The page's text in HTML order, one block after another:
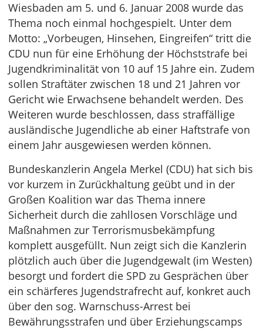
Wiesbaden am 5. und 6. Januar 2008 wurde das
Thema noch einmal hochgespielt. Unter dem
Motto: „Vorbeugen, Hinsehen, Eingreifen“ tritt die
CDU nun für eine Erhöhung der Höchststrafe bei
Jugendkriminalität von 10 auf 15 Jahre ein. Zudem
sollen Straftäter zwischen 18 und 21 Jahren vor
Gericht wie Erwachsene behandelt werden. Des
Weiteren wurde beschlossen, dass straffällige
ausländische Jugendliche ab einer Haftstrafe von
einem Jahr ausgewiesen werden können.
Bundeskanzlerin Angela Merkel (CDU) hat sich bis
vor kurzem in Zurückhaltung geübt und in der
Großen Koalition war das Thema innere
Sicherheit durch die zahllosen Vorschläge und
Maßnahmen zur Terrorismusbekämpfung
komplett ausgefüllt. Nun zeigt sich die Kanzlerin
plötzlich auch über die Jugendgewalt (im Westen)
besorgt und fordert die SPD zu Gesprächen über
ein schärferes Jugendstrafrecht auf, konkret auch
über den sog. Warnschuss-Arrest bei
Bewährungsstrafen und über Erziehungscamps